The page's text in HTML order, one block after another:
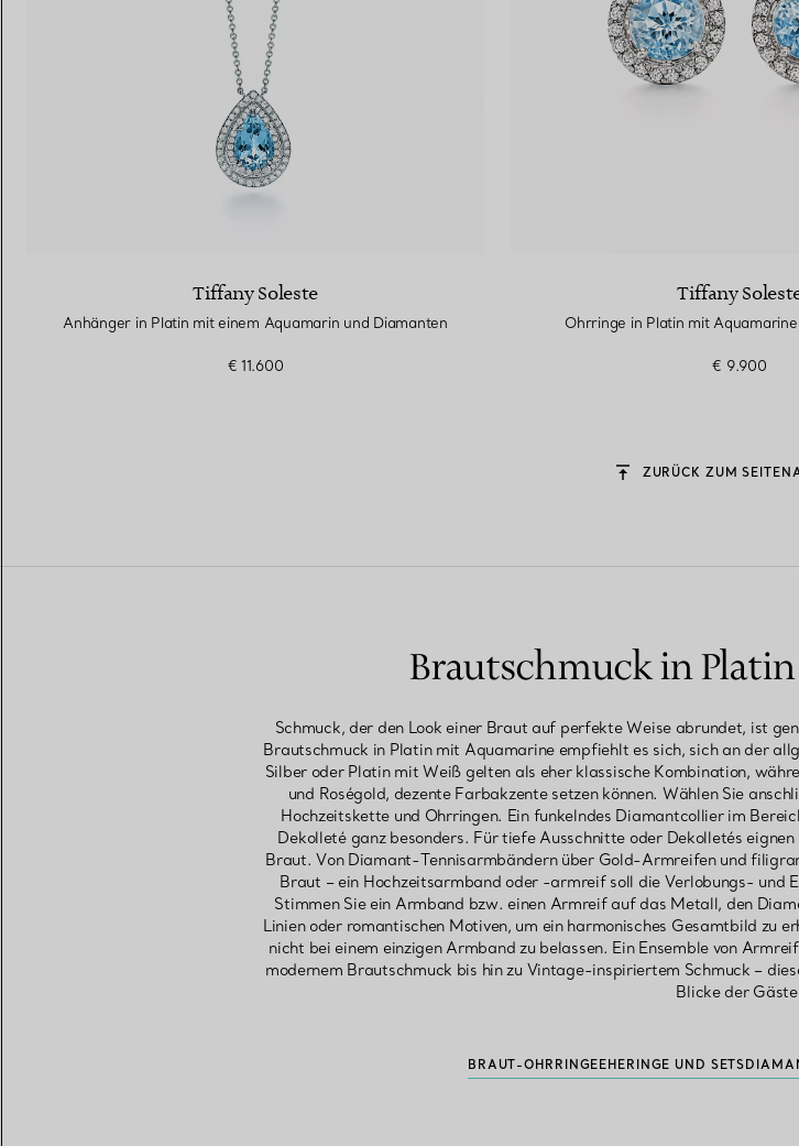
Tiffany Soleste
Anhänger in Platin mit einem Aquamarin und Diamanten
€ 11.600
Tiffany
Ohrringe in Platin mit
€ 9.900
ZURÜCK ZUM
Brautschmuck in
Schmuck, der den Look einer Braut auf perfekte Weise abrundet, ist
Brautschmuck in Platin mit Aquamarine empfiehlt es sich, sich an der
Silber oder Platin mit Weiß gelten als eher klassische Kombination,
und Roségold, dezente Farbakzente setzen können. Wählen Sie
Hochzeitskette und Ohrringen. Ein funkelndes Diamantcollier im
Dekolleté ganz besonders. Für tiefe Ausschnitte oder Dekolletés
Braut. Von Diamant-Tennisarmbändern über Gold-Armreifen und
Braut – ein Hochzeitsarmband oder -armreif soll die Verlobungs- und
Stimmen Sie ein Armband bzw. einen Armreif auf das Metall, den
Linien oder romantischen Motiven, um ein harmonisches Gesamtbild zu
nicht bei einem einzigen Armband zu belassen. Ein Ensemble von
modernem Brautschmuck bis hin zu Vintage-inspiriertem Schmuck –
Blicke der
BRAUT-OHRRINGE EHERINGE UND SETS